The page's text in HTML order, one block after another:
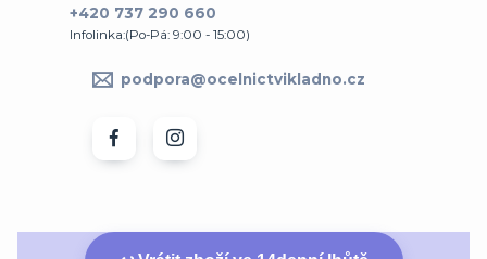
+420 737 290 660
Infolinka:(Po-Pá: 9:00 - 15:00)
podpora@ocelnictvikladno.cz